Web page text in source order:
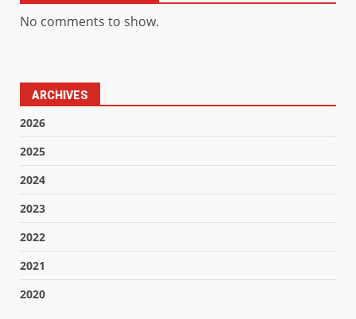
No comments to show.
ARCHIVES
2026
2025
2024
2023
2022
2021
2020